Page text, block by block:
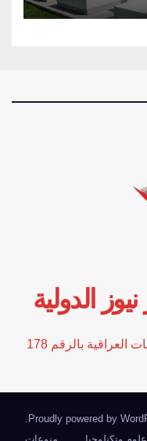
الدولية
العراقية بالرقم 178
Proudly powered by